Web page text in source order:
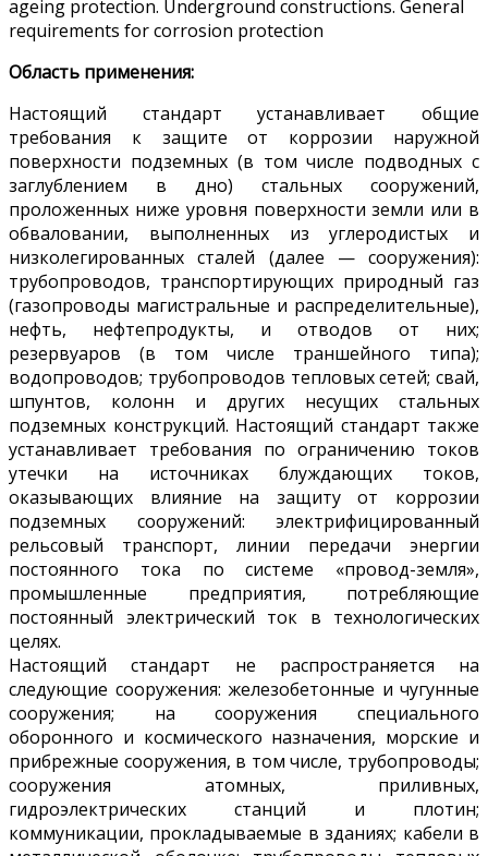
ageing protection. Underground constructions. General
requirements for corrosion protection
Область применения:
Настоящий стандарт устанавливает общие
требования к защите от коррозии наружной
поверхности подземных (в том числе подводных с
заглублением в дно) стальных сооружений,
проложенных ниже уровня поверхности земли или в
обваловании, выполненных из углеродистых и
низколегированных сталей (далее — сооружения):
трубопроводов, транспортирующих природный газ
(газопроводы магистральные и распределительные),
нефть, нефтепродукты, и отводов от них;
резервуаров (в том числе траншейного типа);
водопроводов; трубопроводов тепловых сетей; свай,
шпунтов, колонн и других несущих стальных
подземных конструкций. Настоящий стандарт также
устанавливает требования по ограничению токов
утечки на источниках блуждающих токов,
оказывающих влияние на защиту от коррозии
подземных сооружений: электрифицированный
рельсовый транспорт, линии передачи энергии
постоянного тока по системе «провод-земля»,
промышленные предприятия, потребляющие
постоянный электрический ток в технологических
целях.
Настоящий стандарт не распространяется на
следующие сооружения: железобетонные и чугунные
сооружения; на сооружения специального
оборонного и космического назначения, морские и
прибрежные сооружения, в том числе, трубопроводы;
сооружения атомных, приливных,
гидроэлектрических станций и плотин;
коммуникации, прокладываемые в зданиях; кабели в